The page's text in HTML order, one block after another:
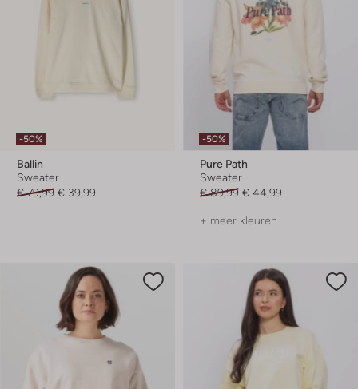
-50%
Ballin
Sweater
€ 79,99 € 39,99
-50%
Pure Path
Sweater
€ 89,99 € 44,99
+ meer kleuren